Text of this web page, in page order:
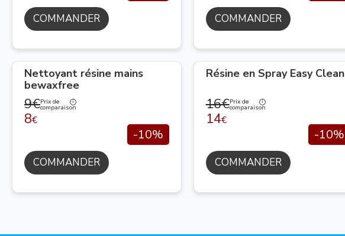
COMMANDER COMMANDER
Nettoyant résine mains
bewaxfree
9€Prix de
comparaison
8€
-10%
COMMANDER
Résine en Spray Easy Clean
16€Prix de
comparaison
14€
-10%
COMMANDER